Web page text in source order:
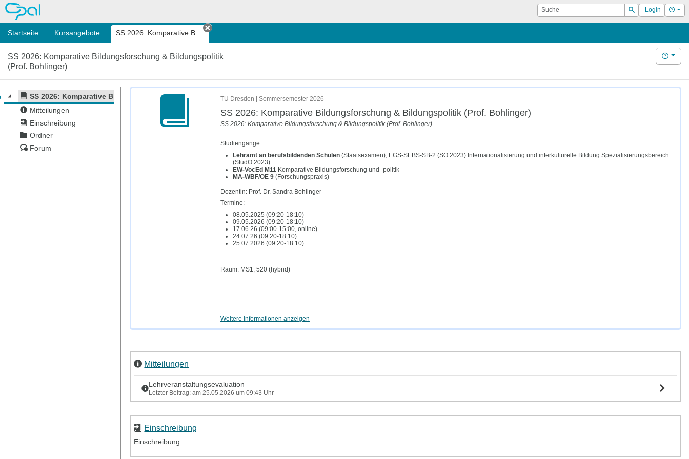
OPAL Suche
Suchen
Login Hilfe
Startseite Kursangebote SS 2026: Komparative B...
Tab schließen
SS 2026: Komparative Bildungsforschung & Bildungspolitik
(Prof. Bohlinger)
Hilfe
SS 2026: Komparative Bildungsforschung & Bildungspolitik (Prof. Bohlinger)
Mitteilungen
Einschreibung
Ordner
Forum
des Kursmenüs
TU Dresden | Sommersemester 2026
SS 2026: Komparative Bildungsforschung & Bildungspolitik (Prof. Bohlinger)
SS 2026: Komparative Bildungsforschung & Bildungspolitik (Prof. Bohlinger)
Studiengänge:
Lehramt an berufsbildenden Schulen (Staatsexamen), EGS-SEBS-SB-2 (SO 2023) Internationalisierung und interkulturelle Bildung Spezialisierungsbereich
(StudO 2023)
EW-VocEd M11 Komparative Bildungsforschung und -politik
MA-WBF/OE 9 (Forschungspraxis)
Dozentin: Prof. Dr. Sandra Bohlinger
Termine:
08.05.2025 (09:20-18:10)
09.05.2026 (09:20-18:10)
17.06.26 (09:00-15:00, online)
24.07.26 (09:20-18:10)
25.07.2026 (09:20-18:10)
Raum: MS1, 520 (hybrid)
Weitere Informationen anzeigen
Mitteilungen
Lehrveranstaltungsevaluation
Letzter Beitrag: am 25.05.2026 um 09:43 Uhr
Einschreibung
Einschreibung